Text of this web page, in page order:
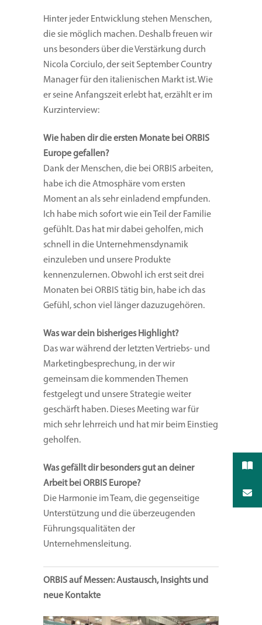
Hinter jeder Entwicklung stehen Menschen,
die sie möglich machen. Deshalb freuen wir
uns besonders über die Verstärkung durch
Nicola Corciulo, der seit September Country
Manager für den italienischen Markt ist. Wie
er seine Anfangszeit erlebt hat, erzählt er im
Kurzinterview:
Wie haben dir die ersten Monate bei ORBIS
Europe gefallen?
Dank der Menschen, die bei ORBIS arbeiten,
habe ich die Atmosphäre vom ersten
Moment an als sehr einladend empfunden.
Ich habe mich sofort wie ein Teil der Familie
gefühlt. Das hat mir dabei geholfen, mich
schnell in die Unternehmensdynamik
einzuleben und unsere Produkte
kennenzulernen. Obwohl ich erst seit drei
Monaten bei ORBIS tätig bin, habe ich das
Gefühl, schon viel länger dazuzugehören.
Was war dein bisheriges Highlight?
Das war während der letzten Vertriebs- und
Marketingbesprechung, in der wir
gemeinsam die kommenden Themen
festgelegt und unsere Strategie weiter
geschärft haben. Dieses Meeting war für
mich sehr lehrreich und hat mir beim Einstieg
geholfen.
Was gefällt dir besonders gut an deiner
Arbeit bei ORBIS Europe?
Die Harmonie im Team, die gegenseitige
Unterstützung und die überzeugenden
Führungsqualitäten der
Unternehmensleitung.
ORBIS auf Messen: Austausch, Insights und
neue Kontakte